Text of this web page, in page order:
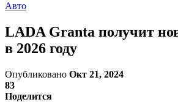
Авто
LADA Granta получит
в 2026 году
Опубликовано Окт 21, 2024
83
Поделится